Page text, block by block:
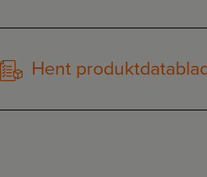
Hent